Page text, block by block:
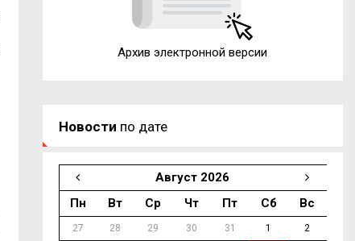
Архив электронной версии
Новости по дате
Август 2026
Пн
Вт Ср Чт Пт Сб Вс
27 28 29 30 31 1 2